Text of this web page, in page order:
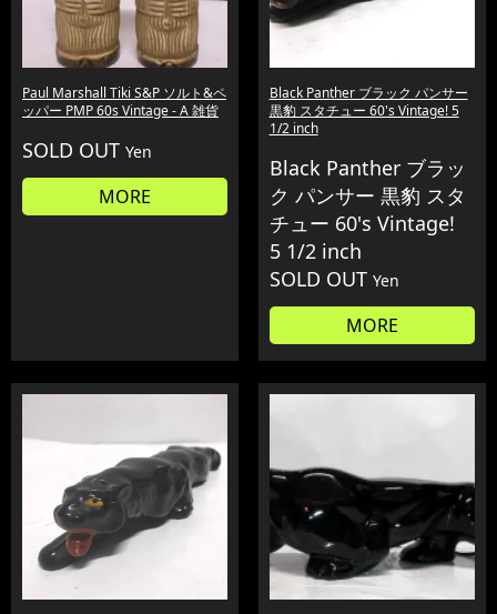
Paul Marshall Tiki S&P ソルト&ペ
ッパー PMP 60s Vintage - A 雑貨
SOLD OUT Yen
MORE
Black Panther ブラック パンサー
黒豹 スタチュー 60's Vintage! 5
1/2 inch
Black Panther ブラッ
ク パンサー 黒豹 スタ
チュー 60's Vintage!
5 1/2 inch
SOLD OUT Yen
MORE